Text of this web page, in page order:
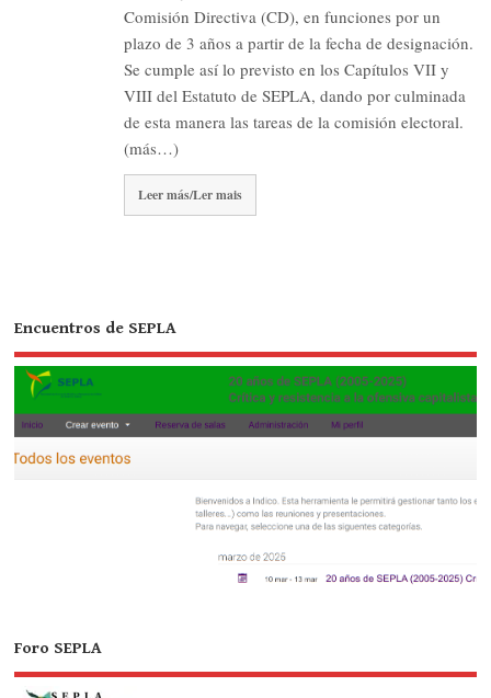
Comisión Directiva (CD), en funciones por un
plazo de 3 años a partir de la fecha de designación.
Se cumple así lo previsto en los Capítulos VII y
VIII del Estatuto de SEPLA, dando por culminada
de esta manera las tareas de la comisión electoral.
(más…)
Leer más/Ler mais
Encuentros de SEPLA
Foro SEPLA